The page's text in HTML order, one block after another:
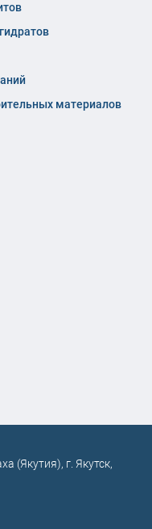
материалов
(Якутия), г. Якутск,